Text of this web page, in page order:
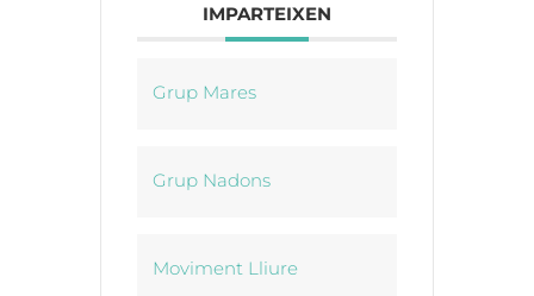
IMPARTEIXEN
Grup Mares
Grup Nadons
Moviment Lliure